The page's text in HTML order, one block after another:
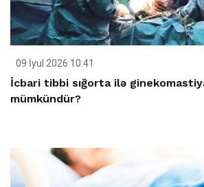
09 İyul 2026 10:41
İcbari tibbi sığorta ilə
mümkündür?